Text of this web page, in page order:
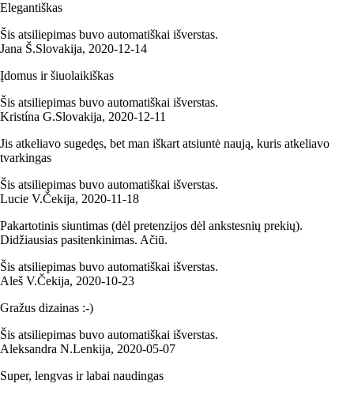
Elegantiškas
Šis atsiliepimas buvo automatiškai išverstas.
Jana Š.Slovakija, 2020‑12‑14
Įdomus ir šiuolaikiškas
Šis atsiliepimas buvo automatiškai išverstas.
Kristína G.Slovakija, 2020‑12‑11
Jis atkeliavo sugedęs, bet man iškart atsiuntė naują, kuris atkeliavo
tvarkingas
Šis atsiliepimas buvo automatiškai išverstas.
Lucie V.Čekija, 2020‑11‑18
Pakartotinis siuntimas (dėl pretenzijos dėl ankstesnių prekių).
Didžiausias pasitenkinimas. Ačiū.
Šis atsiliepimas buvo automatiškai išverstas.
Aleš V.Čekija, 2020‑10‑23
Gražus dizainas :-)
Šis atsiliepimas buvo automatiškai išverstas.
Aleksandra N.Lenkija, 2020‑05‑07
Super, lengvas ir labai naudingas